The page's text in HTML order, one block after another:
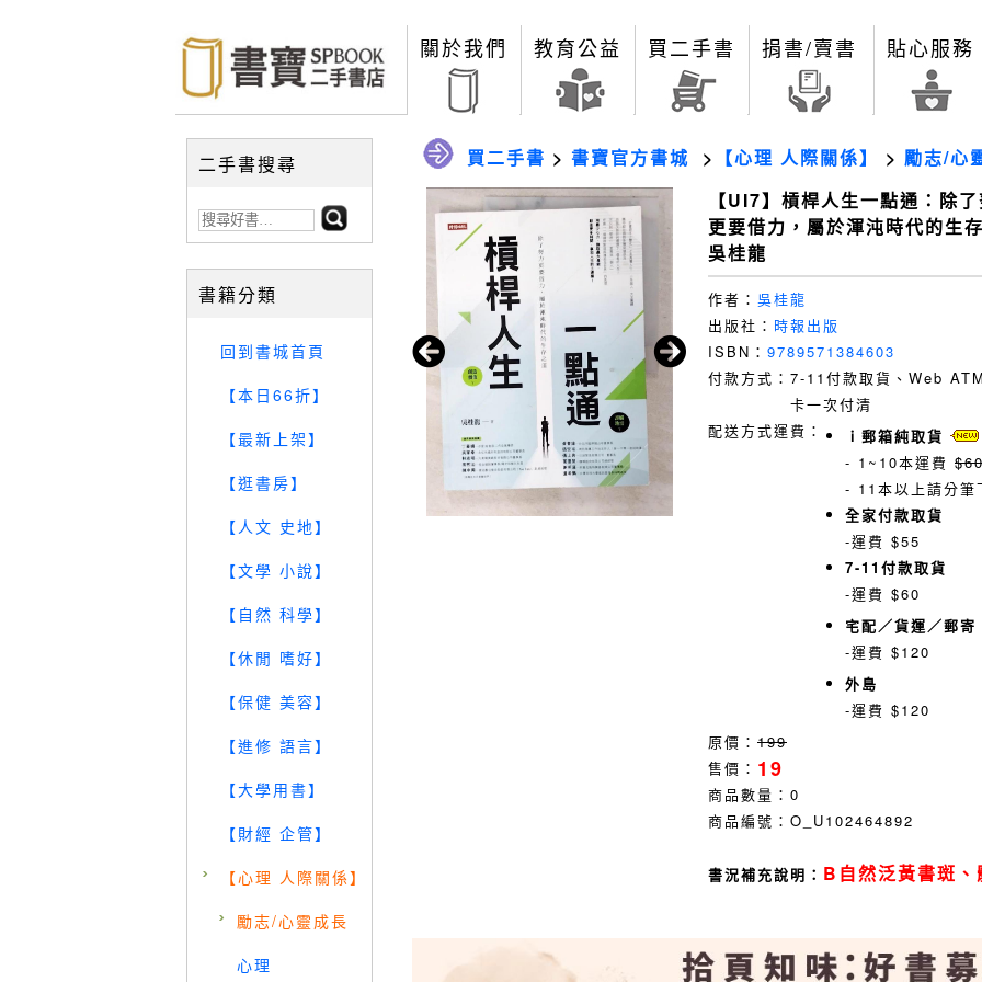
關於我們 教育公益 買二手書 捐書/賣書 貼心服務
二手書搜尋
書籍分類
回到書城首頁
【本日66折】
【最新上架】
【逛書房】
【人文 史地】
【文學 小說】
【自然 科學】
【休閒 嗜好】
【保健 美容】
【進修 語言】
【大學用書】
【財經 企管】
【心理 人際關係】
勵志/心靈成長
心理
買二手書 > 書寶官方書城 > 【心理 人際關係】 > 勵志/心
【UI7】槓桿人生一點通：除
更要借力，屬於渾沌時代的生
吳桂龍
作者： 吳桂龍
出版社： 時報出版
ISBN： 9789571384603
付款方式： 7-11付款取貨、Web
卡一次付清
配送方式運費：
ｉ郵箱純取貨
- 1~10本運費
- 11本以上請分筆
全家付款取貨
-運費 $55
7-11付款取貨
-運費 $60
宅配／貨運／郵寄
-運費 $120
外島
-運費 $120
原價： 199
售價： 19
商品數量： 0
商品編號： O_U102464892
書況補充說明： B自然泛黃書斑、